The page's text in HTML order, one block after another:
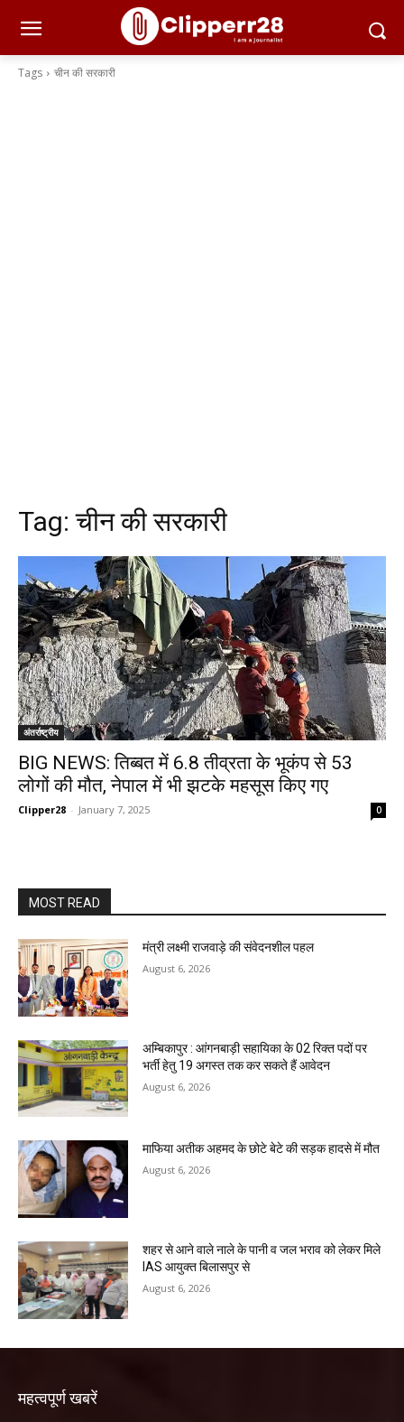
Tags चीन की सरकारी
Tag:चीन की सरकारी
अंतर्राष्ट्रीय
BIG NEWS: तिब्बत में 6.8 तीव्रता के भूकंप से 53
लोगों की मौत, नेपाल में भी झटके महसूस किए गए
Clipper28 - January 7, 2025 0
MOST READ
मंत्री लक्ष्मी राजवाड़े की संवेदनशील पहल
August 6, 2026
अम्बिकापुर : आंगनबाड़ी सहायिका के 02 रिक्त पदों पर
भर्ती हेतु 19 अगस्त तक कर सकते हैं आवेदन
August 6, 2026
माफिया अतीक अहमद के छोटे बेटे की सड़क हादसे में मौत
August 6, 2026
शहर से आने वाले नाले के पानी व जल भराव को लेकर मिले
IAS आयुक्त बिलासपुर से
August 6, 2026
महत्वपूर्ण खबरें